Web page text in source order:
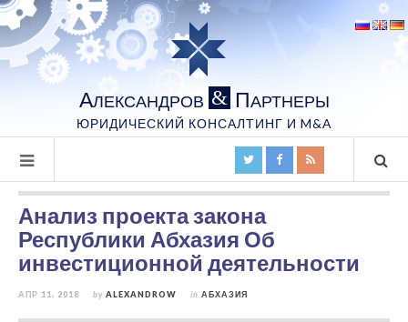
АЛЕКСАНДРОВ & ПАРТНЕРЫ
ЮРИДИЧЕСКИЙ КОНСАЛТИНГ И M&A
Анализ проекта закона
Республики Абхазия Об
инвестиционной деятельности
АПР 11, 2018 by ALEXANDROW in АБХАЗИЯ